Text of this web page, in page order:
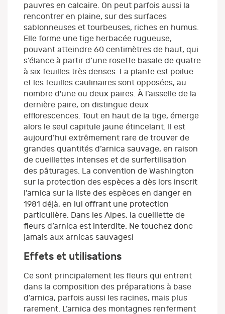
pauvres en calcaire. On peut parfois aussi la
rencontrer en plaine, sur des surfaces
sablonneuses et tourbeuses, riches en humus.
Elle forme une tige herbacée rugueuse,
pouvant atteindre 60 centimètres de haut, qui
s’élance à partir d’une rosette basale de quatre
à six feuilles très denses. La plante est poilue
et les feuilles caulinaires sont opposées, au
nombre d'une ou deux paires. À l’aisselle de la
dernière paire, on distingue deux
efflorescences. Tout en haut de la tige, émerge
alors le seul capitule jaune étincelant. Il est
aujourd’hui extrêmement rare de trouver de
grandes quantités d’arnica sauvage, en raison
de cueillettes intenses et de surfertilisation
des pâturages. La convention de Washington
sur la protection des espèces a dès lors inscrit
l’arnica sur la liste des espèces en danger en
1981 déjà, en lui offrant une protection
particulière. Dans les Alpes, la cueillette de
fleurs d’arnica est interdite. Ne touchez donc
jamais aux arnicas sauvages!
Effets et utilisations
Ce sont principalement les fleurs qui entrent
dans la composition des préparations à base
d’arnica, parfois aussi les racines, mais plus
rarement. L’arnica des montagnes renferment